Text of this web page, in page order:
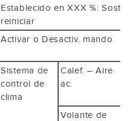
Establecido en XXX %:
reiniciar
Activar o Desactiv. mando
Sistema de
control de
clima
Calef. – Aire
ac.
Volante de